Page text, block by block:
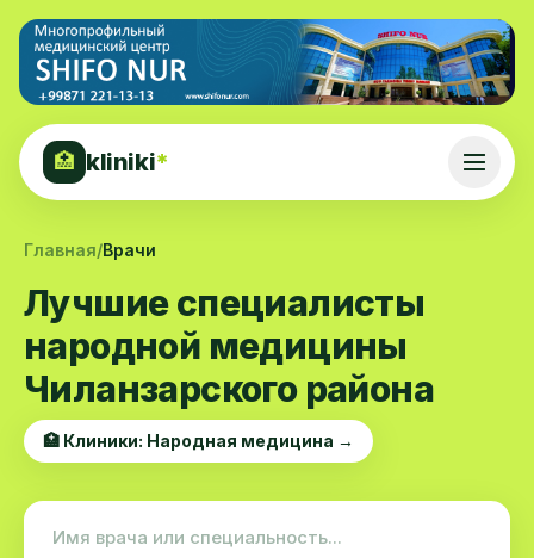
🏥 kliniki*
Главная/Врачи
Лучшие специалисты
народной медицины
Чиланзарского района
🏥 Клиники: Народная медицина →